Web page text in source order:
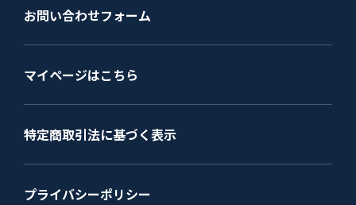
お問い合わせフォーム
マイページはこちら
特定商取引法に基づく表示
プライバシーポリシー